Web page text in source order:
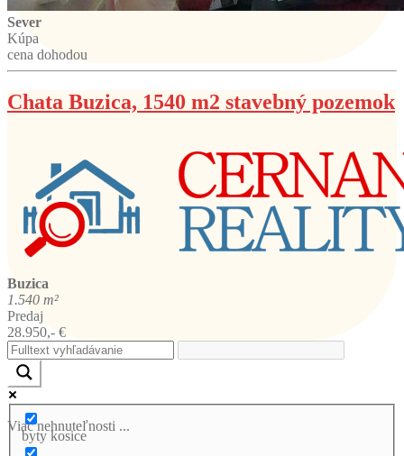
Sever
Kúpa
cena dohodou
Chata Buzica, 1540 m2 stavebný pozemok
Buzica
1.540 m²
Predaj
28.950,- €
Viac nehnuteľnosti ...
byty kosice